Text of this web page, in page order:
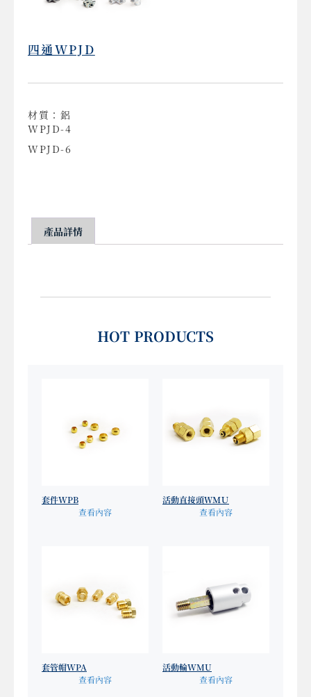
四通WPJD
材質：鋁
WPJD-4
WPJD-6
產品詳情
HOT PRODUCTS
套件WPB
查看內容
活動直接頭ＷＭＵ
查看內容
套管帽WPA
查看內容
活動輪WMU
查看內容